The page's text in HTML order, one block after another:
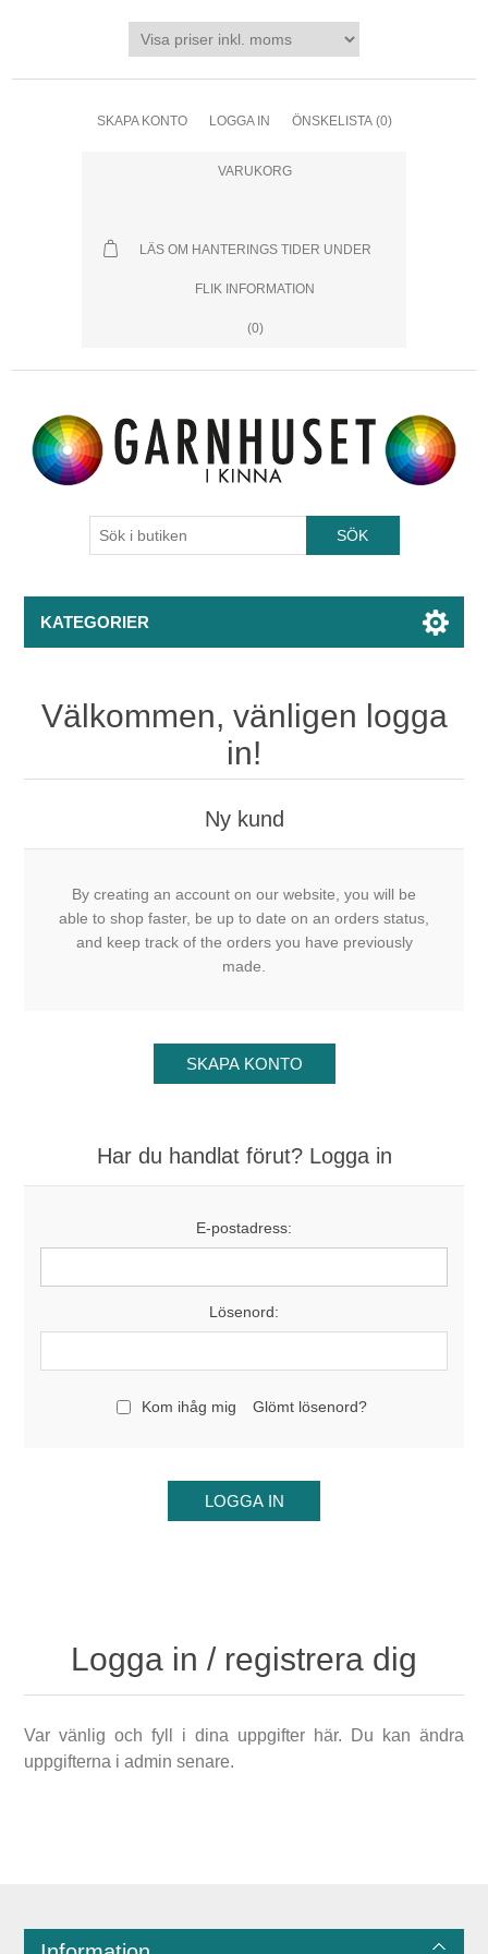
SKAPA KONTO LOGGA IN ÖNSKELISTA (0)
VARUKORG
LÄS OM HANTERINGS TIDER UNDER
FLIK INFORMATION
(0)
KATEGORIER
Välkommen, vänligen logga
in!
Ny kund
By creating an account on our website, you will be
able to shop faster, be up to date on an orders status,
and keep track of the orders you have previously
made.
Har du handlat förut? Logga in
E-postadress:
Lösenord:
Kom ihåg mig Glömt lösenord?
Logga in / registrera dig
Var vänlig och fyll i dina uppgifter här. Du kan ändra
uppgifterna i admin senare.